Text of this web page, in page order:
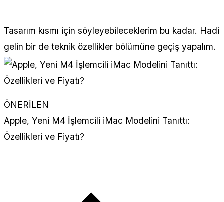
Tasarım kısmı için söyleyebileceklerim bu kadar. Hadi
gelin bir de teknik özellikler bölümüne geçiş yapalım.
ÖNERİLEN
Apple, Yeni M4 İşlemcili iMac Modelini Tanıttı:
Özellikleri ve Fiyatı?